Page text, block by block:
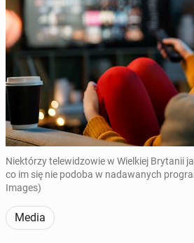
Niektórzy telewidzowie w Wielkiej Brytanii
co im się nie podoba w nadawanych
Images)
Media